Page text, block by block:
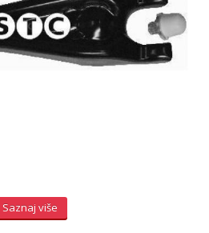
Saznaj više